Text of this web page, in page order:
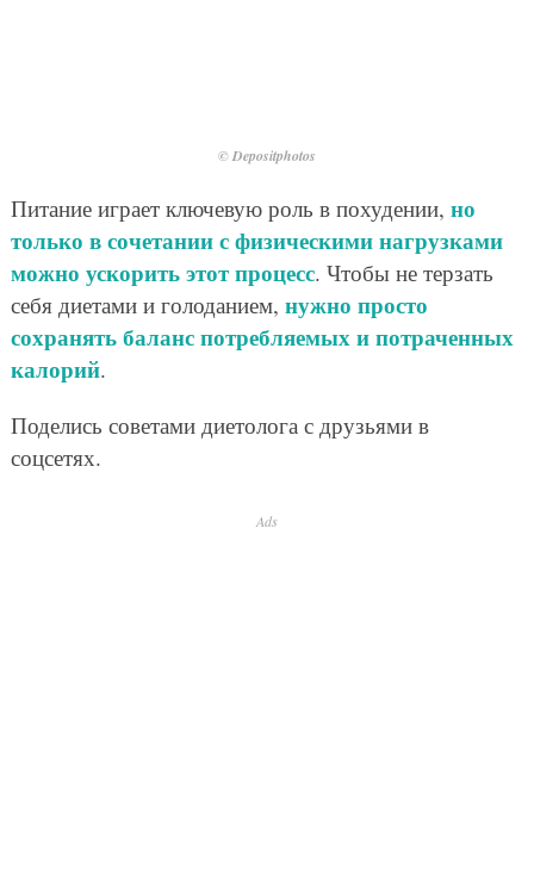
© Depositphotos
Питание играет ключевую роль в похудении, но
только в сочетании с физическими нагрузками
можно ускорить этот процесс. Чтобы не терзать
себя диетами и голоданием, нужно просто
сохранять баланс потребляемых и потраченных
калорий.
Поделись советами диетолога с друзьями в
соцсетях.
Ads